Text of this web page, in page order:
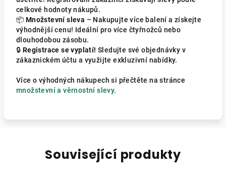
celkové hodnoty nákupů.
📦 Množstevní sleva – Nakupujte více balení a získejte
výhodnější cenu! Ideální pro více čtyřnožců nebo
dlouhodobou zásobu.
🔒 Registrace se vyplatí! Sledujte své objednávky v
zákaznickém účtu a využijte exkluzivní nabídky.
Více o výhodných nákupech si přečtěte na stránce
množstevní a věrnostní slevy.
Související produkty